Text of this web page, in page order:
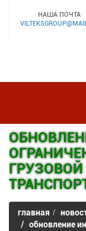
НАША ПОЧТА
главная
обновление